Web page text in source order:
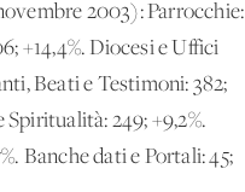
2003): Parrocchie:
+14,4%. Diocesi e Uffici
Beati e Testimoni: 382;
Spiritualità: 249; +9,2%.
Banche dati e Portali: 45;